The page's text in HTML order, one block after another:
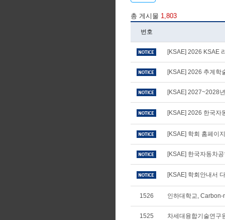
총 게시물 1,803
번호
[KSAE] 2026 KSAE
[KSAE] 2026 추계학
[KSAE] 2027~2028
[KSAE] 2026 한국자
[KSAE] 학회 홈페이
[KSAE] 한국자동차
[KSAE] 학회안내서
1526 인하대학교,
1525 차세대융합기술연구